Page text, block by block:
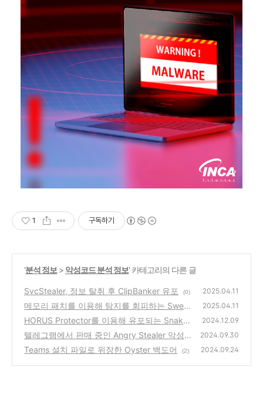
1 구독하기
'분석 정보 > 악성코드 분석 정보' 카테고리의 다른 글
SvcStealer, 정보 탈취 후 ClipBanker 유포 (0) 2025.04.11
메모리 패치를 이용해 탐지를 회피하는 Sweat
RAT
(0)
2025.04.11
HORUS Protector를 이용해 유포되는 Snake
Keylogger
(0)
2024.12.09
텔레그램에서 판매 중인 Angry Stealer 악성
코드
(2)
2024.09.30
Teams 설치 파일로 위장한 Oyster 백도어 (2) 2024.09.24